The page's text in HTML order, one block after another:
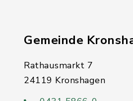
Gemeinde
Rathausmarkt 7
24119 Kronshagen